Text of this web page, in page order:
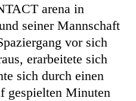
arena in
seiner Mannschaft
vor sich
erarbeitete sich
sich durch einen
gespielten Minuten